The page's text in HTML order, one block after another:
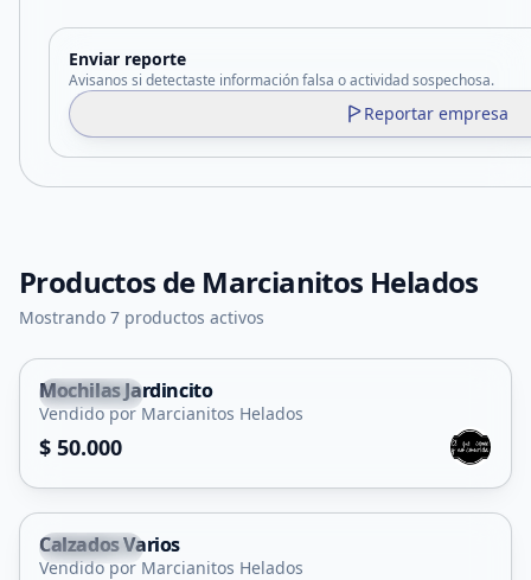
Enviar reporte
Avisanos si detectaste información falsa o actividad sospechosa.
Reportar empresa
Productos de Marcianitos Helados
Mostrando 7 productos activos
La Punta
Mochilas Jardincito
Vendido por Marcianitos Helados
$ 50.000
La Punta
Calzados Varios
Vendido por Marcianitos Helados